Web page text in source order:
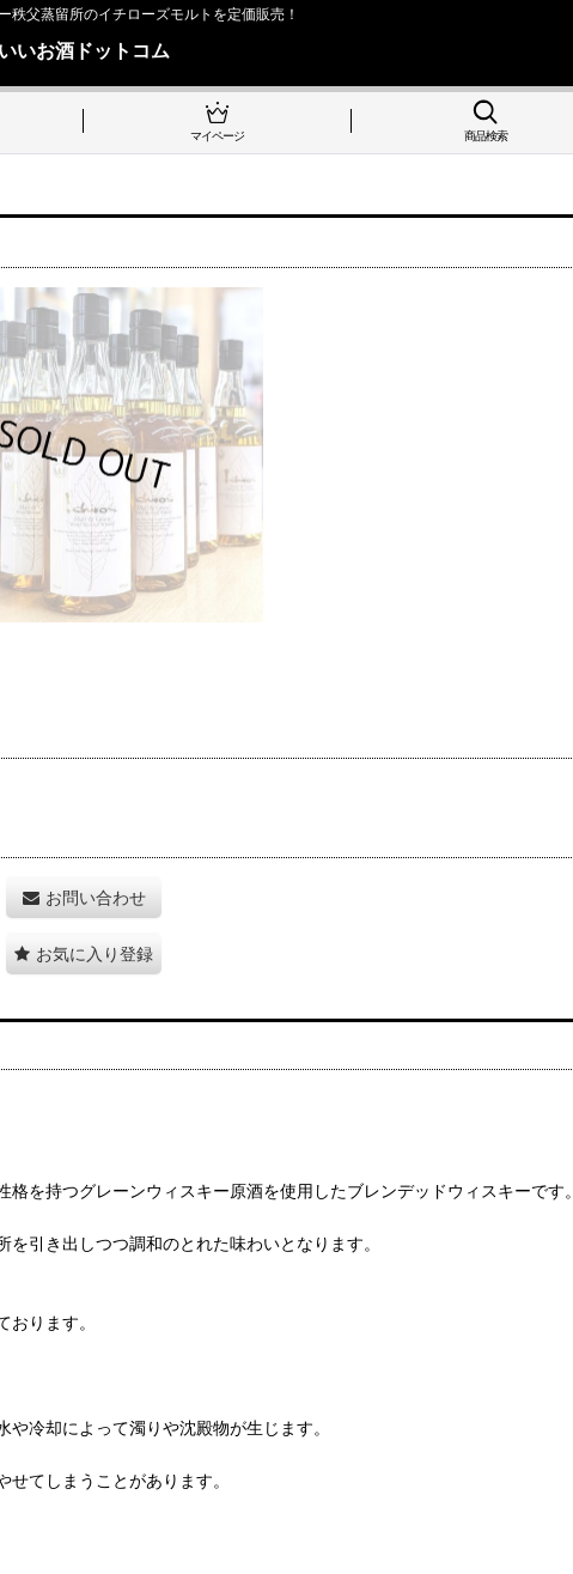
秩父蒸留所のイチローズモルトを定価販売！
いいお酒ドットコム
マイページ 商品検索
お問い合わせ
お気に入り登録
を持つグレーンウィスキー原酒を使用したブレンデッドウィスキーです。
引き出しつつ調和のとれた味わいとなります。
ります。
冷却によって濁りや沈殿物が生じます。
てしまうことがあります。